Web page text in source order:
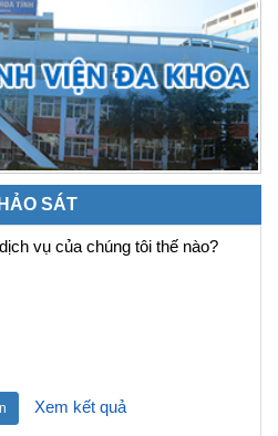
SÁT
vụ của chúng tôi thế nào?
Xem kết quả